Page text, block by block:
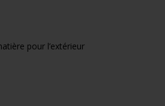
pour l’extérieur